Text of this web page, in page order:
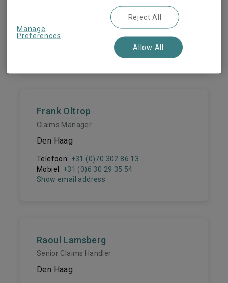
Telefoon:
+31 (0)70 302 86 57
Mobiel:
+31 (0)6 15 51 08 38
Frank Oltrop
Claims Manager
Den Haag
Telefoon: +31 (0)70 302 86 13
Mobiel: +31 (0)6 30 29 35 54
Show email address
Raoul Lamsberg
Senior Claims Handler
Den Haag
Manage
Preferences
Reject All
Allow All